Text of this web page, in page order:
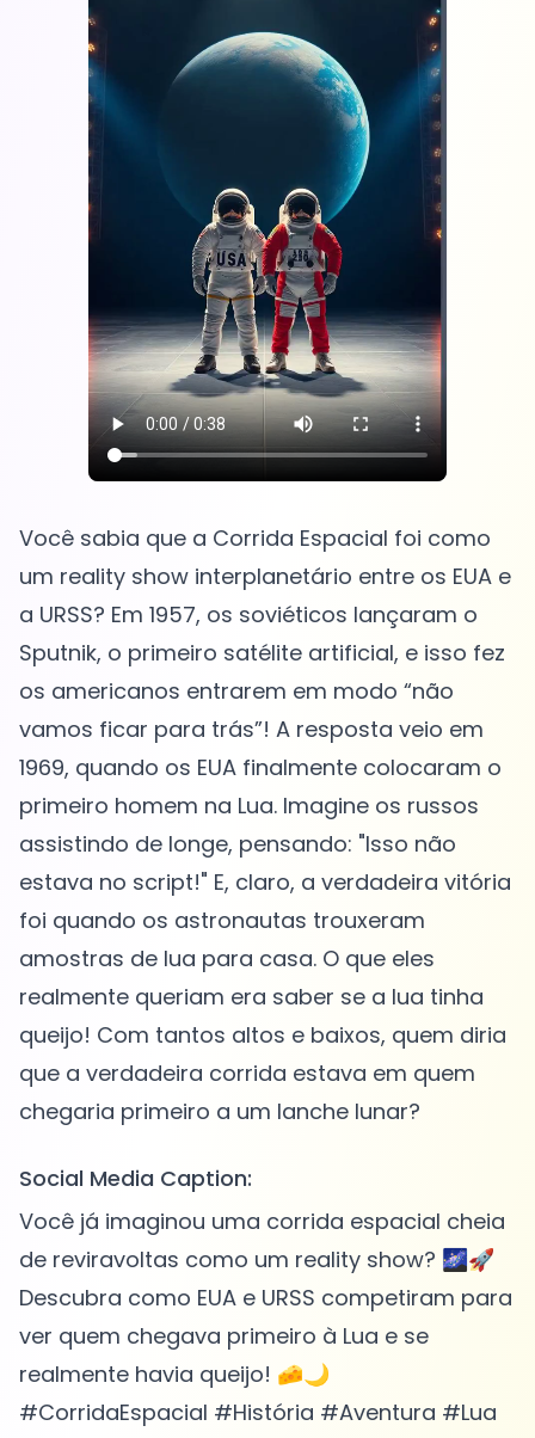
Você sabia que a Corrida Espacial foi como
um reality show interplanetário entre os EUA e
a URSS? Em 1957, os soviéticos lançaram o
Sputnik, o primeiro satélite artificial, e isso fez
os americanos entrarem em modo “não
vamos ficar para trás”! A resposta veio em
1969, quando os EUA finalmente colocaram o
primeiro homem na Lua. Imagine os russos
assistindo de longe, pensando: "Isso não
estava no script!" E, claro, a verdadeira vitória
foi quando os astronautas trouxeram
amostras de lua para casa. O que eles
realmente queriam era saber se a lua tinha
queijo! Com tantos altos e baixos, quem diria
que a verdadeira corrida estava em quem
Social Media Caption:
Você já imaginou uma corrida espacial cheia
de reviravoltas como um reality show? 🌌🚀
Descubra como EUA e URSS competiram para
ver quem chegava primeiro à Lua e se
realmente havia queijo! 🧀🌙
#CorridaEspacial #História #Aventura #Lua